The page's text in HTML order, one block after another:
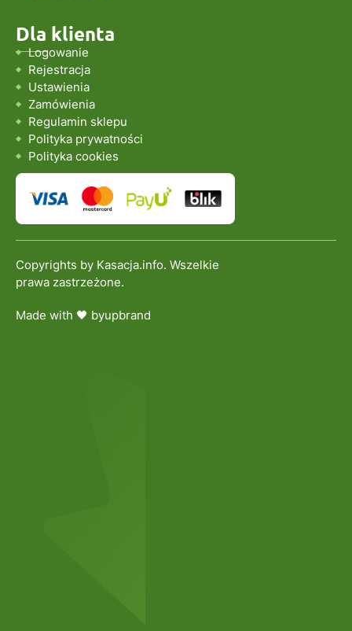
Dla klienta
Logowanie
Rejestracja
Ustawienia
Zamówienia
Regulamin sklepu
Polityka prywatności
Polityka cookies
Copyrights by Kasacja.info. Wszelkie
prawa zastrzeżone.
Made with 🖤 byupbrand